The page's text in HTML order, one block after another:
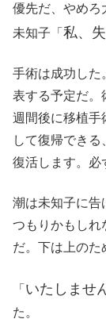
優先だ、やめろ
未知子「 私、
手術は成功した
表する予定だ。
週間後に移植手
して復帰でき
復活します。必
潮は未知子に告
つもりかもしれ
だ。下は上のた
「 いたしませ
た。